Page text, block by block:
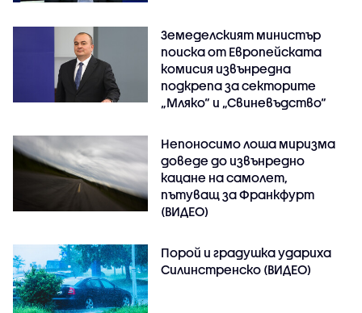
Земеделският министър
поиска от Европейската
комисия извънредна
подкрепа за секторите
„Мляко“ и „Свиневъдство“
Непоносимо лоша миризма
доведе до извънредно
кацане на самолет,
пътуващ за Франкфурт
(ВИДЕО)
Порой и градушка удариха
Силинстренско (ВИДЕО)